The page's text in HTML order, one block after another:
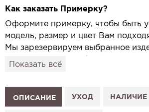
Как заказать Примерку?
Оформите примерку, чтобы быть
модель, размер и цвет Вам
Мы зарезервируем выбранное
привезём его в удобный для вас
1. Выберите изделие на сайте.
2. Нажмите «Заказать примерку» и
Показать всё
ОПИСАНИЕ УХОД НАЛИЧИЕ